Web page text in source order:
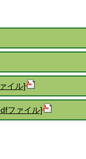
イル]
ファイル]